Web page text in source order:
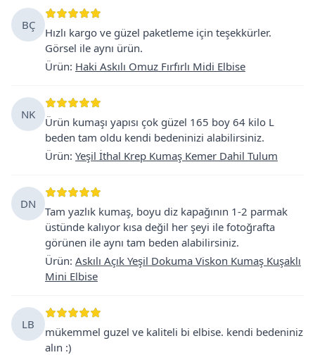
BÇ
Hızlı kargo ve güzel paketleme için teşekkürler.
Görsel ile aynı ürün.
Ürün: Haki Askılı Omuz Fırfırlı Midi Elbise
NK
Ürün kumaşı yapısı çok güzel 165 boy 64 kilo L
beden tam oldu kendi bedeninizi alabilirsiniz.
Ürün: Yeşil İthal Krep Kumaş Kemer Dahil Tulum
DN
Tam yazlık kumaş, boyu diz kapağının 1-2 parmak
üstünde kalıyor kısa değil her şeyi ile fotoğrafta
görünen ile aynı tam beden alabilirsiniz.
Ürün: Askılı Açık Yeşil Dokuma Viskon Kumaş Kuşaklı
Mini Elbise
LB
mükemmel guzel ve kaliteli bi elbise. kendi bedeniniz
alın :)